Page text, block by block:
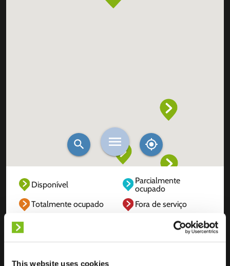
This website uses cookies
Disponível
Parcialmente
ocupado
Totalmente ocupado
Fora de serviço